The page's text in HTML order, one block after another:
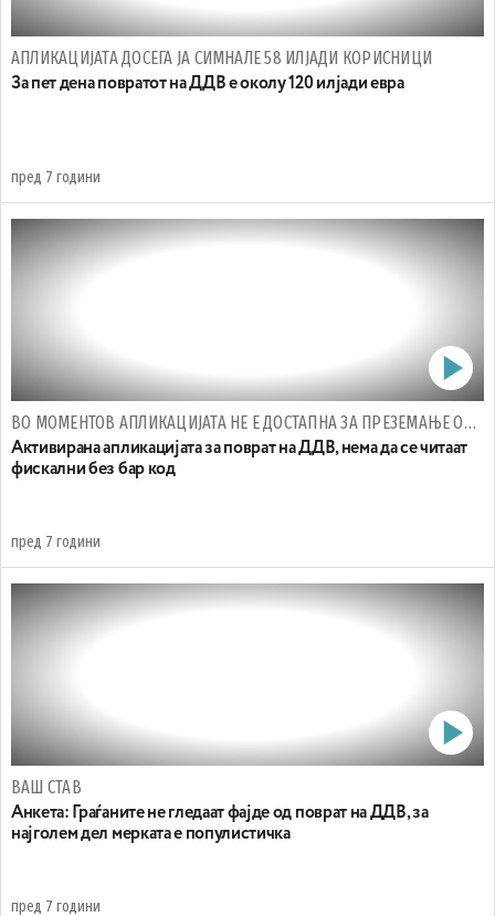
АПЛИКАЦИЈАТА ДОСЕГА ЈА СИМНАЛЕ 58 ИЛЈАДИ КОРИСНИЦИ
За пет дена повратот на ДДВ е околу 120 илјади евра
пред 7 години
ВО МОМЕНТОВ АПЛИКАЦИЈАТА НЕ Е ДОСТАПНА ЗА ПРЕЗЕМАЊЕ ОД „APPLE STORE“ ЗА КОРИСНИЦИТЕ ОД „IOS“ ОПЕРАТИВНИОТ СИСТЕМ
Активирана апликацијата за поврат на ДДВ, нема да се читаат
фискални без бар код
пред 7 години
ВАШ СТАВ
Анкета: Граѓаните не гледаат фајде од поврат на ДДВ, за
најголем дел мерката е популистичка
пред 7 години